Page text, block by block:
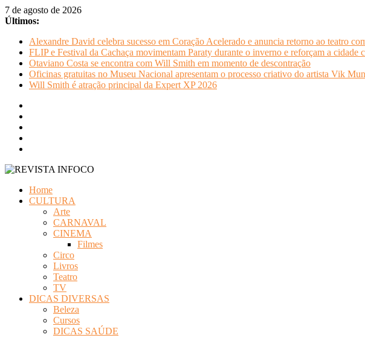
Pular
para
conteúdo
7 de agosto de 2026
Últimos:
Alexandre David celebra sucesso em Coração Acelerado e anuncia retorno ao teatro
FLIP e Festival da Cachaça movimentam Paraty durante o inverno e reforçam a cidade
Otaviano Costa se encontra com Will Smith em momento de descontração
Oficinas gratuitas no Museu Nacional apresentam o processo criativo do artista Vik
Will Smith é atração principal da Expert XP 2026
INFOCO
Home
CULTURA
Arte
CARNAVAL
CINEMA
Filmes
Circo
Livros
Teatro
TV
DICAS DIVERSAS
Beleza
Cursos
DICAS SAÚDE